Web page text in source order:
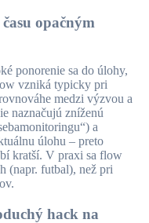
opačným
ponorenie sa do úlohy,
vzniká typicky pri
medzi výzvou a
naznačujú zníženú
a
úlohu – preto
kratší. V praxi sa flow
(napr. futbal), než pri
hack na